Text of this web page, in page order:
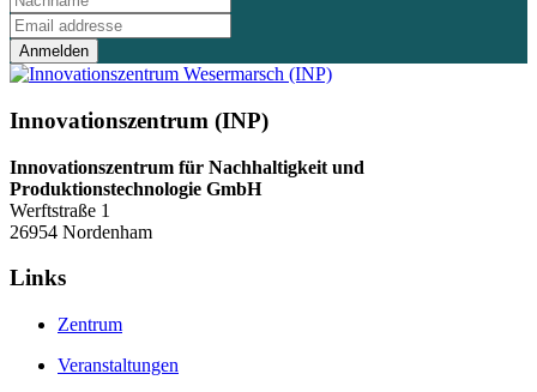
Anmelden
Innovationszentrum (INP)
Innovationszentrum für Nachhaltigkeit und
Produktionstechnologie GmbH
Werftstraße 1
26954 Nordenham
Links
Zentrum
Veranstaltungen